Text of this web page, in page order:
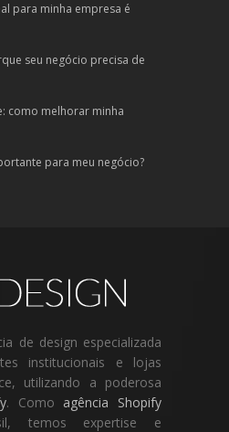
para minha empresa é
seu negócio precisa de
como melhorar minha
para meu negócio?
de design especializada
institucionais e lojas
utilizando a poderosa
. Como agência Shopify
temos expertise e